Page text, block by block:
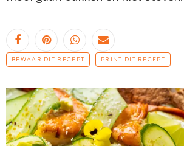
BEWAAR DIT RECEPT PRINT DIT RECEPT